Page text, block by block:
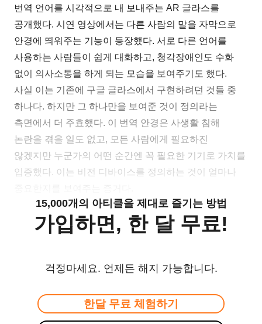
번역 언어를 시각적으로 내 보내주는 AR 글라스를
공개했다. 시연 영상에서는 다른 사람의 말을 자막으로
안경에 띄워주는 기능이 등장했다. 서로 다른 언어를
사용하는 사람들이 쉽게 대화하고, 청각장애인도 수화
없이 의사소통을 하게 되는 모습을 보여주기도 했다.
사실 이는 기존에 구글 글라스에서 구현하려던 것들 중
하나다. 하지만 그 하나만을 보여준 것이 정의라는
측면에서 더 주효했다. 이 번역 안경은 사생활 침해
논란을 겪을 일도 없고, 모든 사람에게 필요하진
않겠지만 누군가의 어떤 순간엔 꼭 필요한 기기로 가치를
입증했다. 이는 비전 디바이스를 정의하는 것이 얼마나
15,000개의 아티클을 제대로 즐기는 방법
가입하면, 한 달 무료!
걱정마세요. 언제든 해지 가능합니다.
한달 무료 체험하기